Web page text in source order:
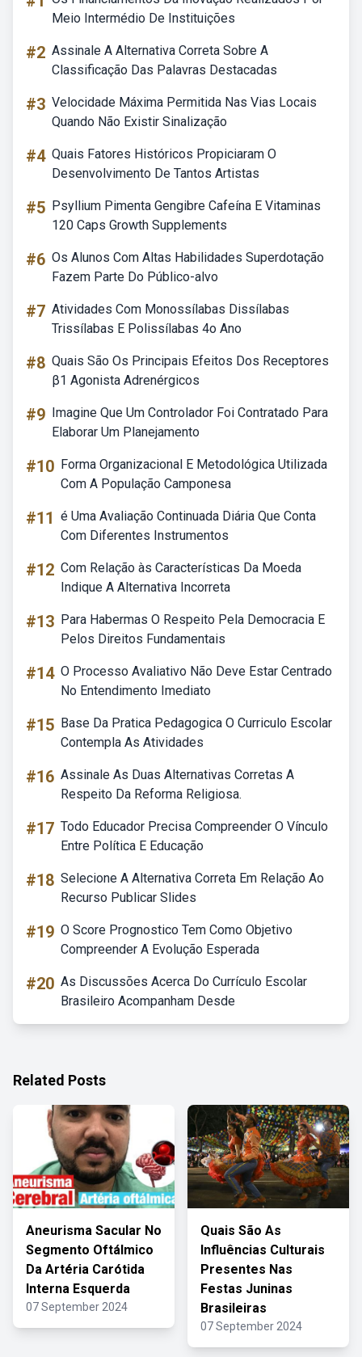
Meio Intermédio De Instituições
#2 Assinale A Alternativa Correta Sobre A
Classificação Das Palavras Destacadas
#3 Velocidade Máxima Permitida Nas Vias Locais
Quando Não Existir Sinalização
#4 Quais Fatores Históricos Propiciaram O
Desenvolvimento De Tantos Artistas
#5 Psyllium Pimenta Gengibre Cafeína E Vitaminas
120 Caps Growth Supplements
#6 Os Alunos Com Altas Habilidades Superdotação
Fazem Parte Do Público-alvo
#7 Atividades Com Monossílabas Dissílabas
Trissílabas E Polissílabas 4o Ano
#8 Quais São Os Principais Efeitos Dos Receptores
β1 Agonista Adrenérgicos
#9 Imagine Que Um Controlador Foi Contratado Para
Elaborar Um Planejamento
#10 Forma Organizacional E Metodológica Utilizada
Com A População Camponesa
#11 é Uma Avaliação Continuada Diária Que Conta
Com Diferentes Instrumentos
#12 Com Relação às Características Da Moeda
Indique A Alternativa Incorreta
#13 Para Habermas O Respeito Pela Democracia E
Pelos Direitos Fundamentais
#14 O Processo Avaliativo Não Deve Estar Centrado
No Entendimento Imediato
#15 Base Da Pratica Pedagogica O Curriculo Escolar
Contempla As Atividades
#16 Assinale As Duas Alternativas Corretas A
Respeito Da Reforma Religiosa.
#17 Todo Educador Precisa Compreender O Vínculo
Entre Política E Educação
#18 Selecione A Alternativa Correta Em Relação Ao
Recurso Publicar Slides
#19 O Score Prognostico Tem Como Objetivo
Compreender A Evolução Esperada
#20 As Discussões Acerca Do Currículo Escolar
Brasileiro Acompanham Desde
Related Posts
Aneurisma Sacular No
Segmento Oftálmico
Da Artéria Carótida
Interna Esquerda
07 September 2024
Quais São As
Influências Culturais
Presentes Nas
Festas Juninas
Brasileiras
07 September 2024